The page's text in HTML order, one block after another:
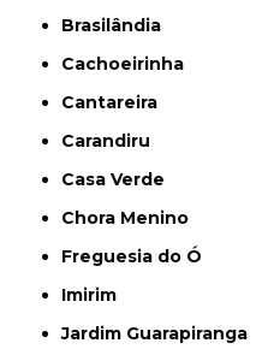
Brasilândia
Cachoeirinha
Cantareira
Carandiru
Casa Verde
Chora Menino
Freguesia do Ó
Imirim
Jardim Guarapiranga